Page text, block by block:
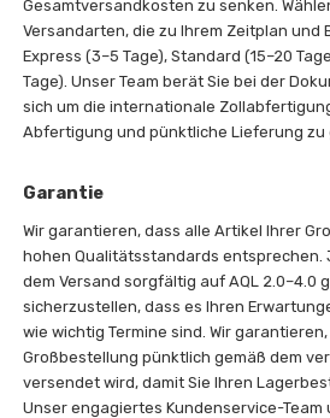
Gesamtversandkosten zu senken.
Versandarten, die zu Ihrem Zeitplan und
Express (3–5 Tage), Standard (15–20
Tage). Unser Team berät Sie bei der
sich um die internationale
Abfertigung und pünktliche Lieferung zu
Garantie
Wir garantieren, dass alle Artikel Ihrer
hohen Qualitätsstandards entsprechen.
dem Versand sorgfältig auf AQL 2.0–4.0
sicherzustellen, dass es Ihren
wie wichtig Termine sind. Wir
Großbestellung pünktlich gemäß dem
versendet wird, damit Sie Ihren
Unser engagiertes Kundenservice-